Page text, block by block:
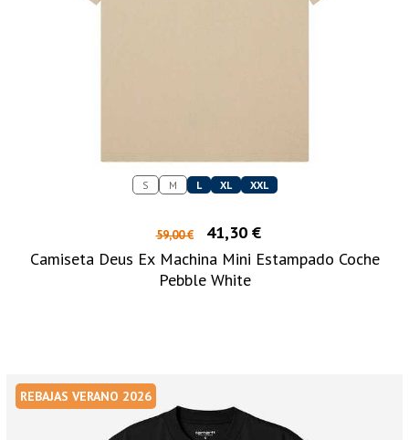
S M L XL XXL
59,00 €
41,30 €
Camiseta Deus Ex Machina Mini Estampado Coche
Pebble White
REBAJAS VERANO 2026